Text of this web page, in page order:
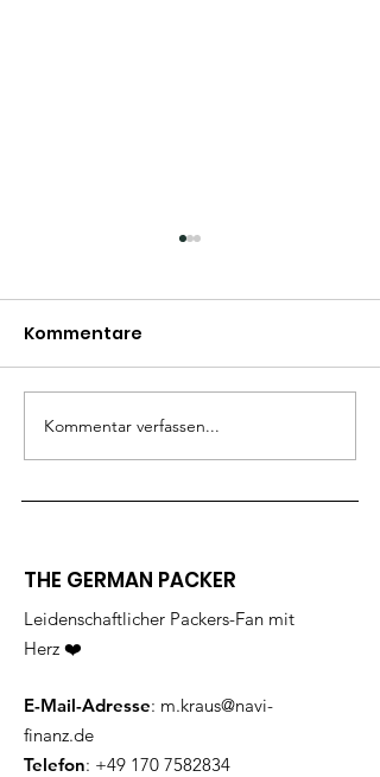
Miss my friends….
Kommentare
Kommentar verfassen...
THE GERMAN PACKER
Leidenschaftlicher Packers-Fan mit
Herz ❤️
E-Mail-Adresse: m.kraus@navi-
finanz.de
Telefon: +49 170 7582834